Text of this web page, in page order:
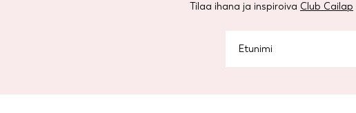
Tilaa ihana ja inspiroiva Club Cailap